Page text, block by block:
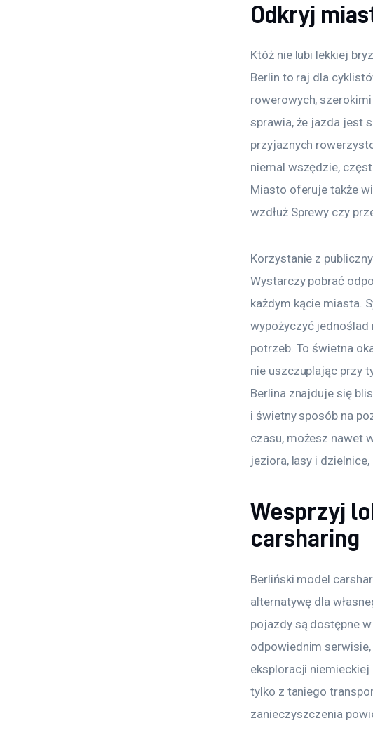
Odkryj
Któż nie lubi lekkiej
Berlin to raj dla
rowerowych,
sprawia, że jazda jest
przyjaznych
niemal wszędzie,
Miasto oferuje także
wzdłuż Sprewy czy
Korzystanie z
Wystarczy pobrać
każdym kącie miasta.
wypożyczyć jednoślad
potrzeb. To świetna
nie uszczuplając przy
Berlina znajduje się
i świetny sposób na
czasu, możesz nawet
jeziora, lasy i
Wesprzyj
carsharing
Berliński model
alternatywę dla
pojazdy są dostępne
odpowiednim
eksploracji
tylko z taniego
zanieczyszczenia